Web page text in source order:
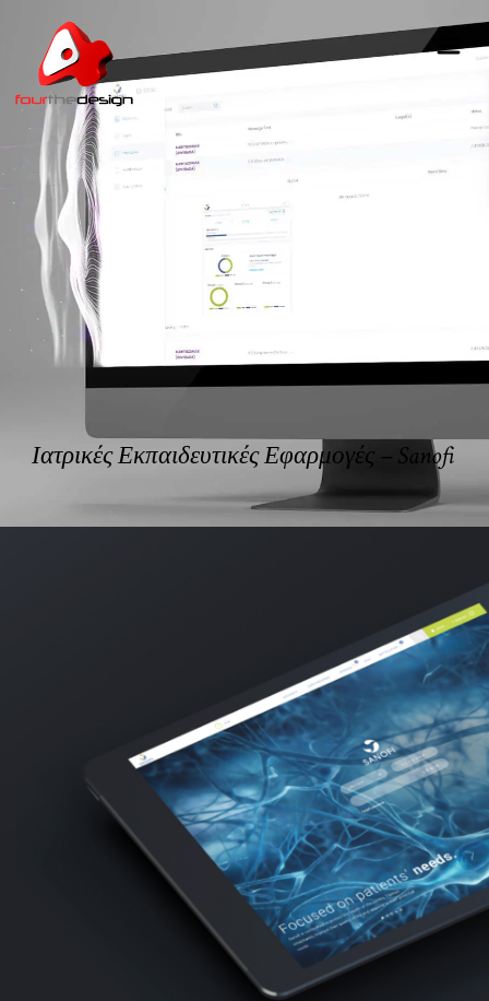
Ιατρικές Εκπαιδευτικές Εφαρμογές – Sanofi